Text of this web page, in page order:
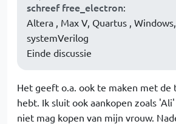
schreef free_electron:
Altera , Max V, Quartus ,
systemVerilog
Einde discussie
Het geeft o.a. ook te maken met de
hebt. Ik sluit ook aankopen zoals
niet mag kopen van mijn vrouw.